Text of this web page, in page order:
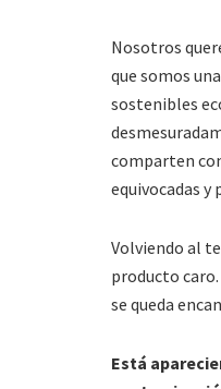
Nosotros
que somos
sostenibles
comparten
equivocadas y
Volviendo al
producto
se queda
Está